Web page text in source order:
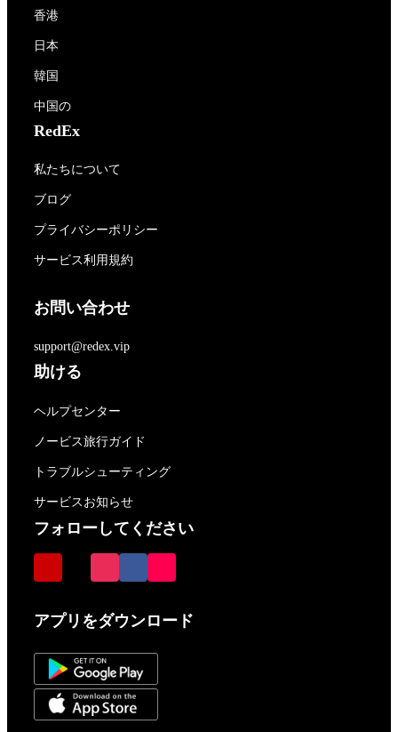
香港
日本
韓国
中国の
RedEx
私たちについて
ブログ
プライバシーポリシー
サービス利用規約
お問い合わせ
support@redex.vip
助ける
ヘルプセンター
ノービス旅行ガイド
トラブルシューティング
サービスお知らせ
フォローしてください
アプリをダウンロード